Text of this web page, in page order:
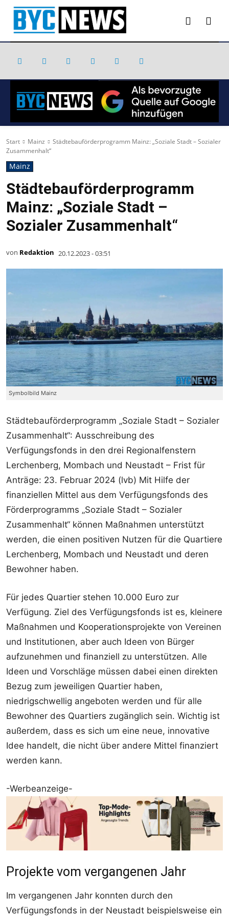
Start Mainz
Städtebauförderprogramm Mainz: „Soziale Stadt – Sozialer
Zusammenhalt“
Mainz
Städtebauförderprogramm
Mainz: „Soziale Stadt –
Sozialer Zusammenhalt“
von Redaktion 20.12.2023 - 03:51
Symbolbild Mainz
Städtebauförderprogramm „Soziale Stadt – Sozialer
Zusammenhalt“: Ausschreibung des
Verfügungsfonds in den drei Regionalfenstern
Lerchenberg, Mombach und Neustadt – Frist für
Anträge: 23. Februar 2024 (lvb) Mit Hilfe der
finanziellen Mittel aus dem Verfügungsfonds des
Förderprogramms „Soziale Stadt – Sozialer
Zusammenhalt“ können Maßnahmen unterstützt
werden, die einen positiven Nutzen für die Quartiere
Lerchenberg, Mombach und Neustadt und deren
Bewohner haben.
Für jedes Quartier stehen 10.000 Euro zur
Verfügung. Ziel des Verfügungsfonds ist es, kleinere
Maßnahmen und Kooperationsprojekte von Vereinen
und Institutionen, aber auch Ideen von Bürger
aufzunehmen und finanziell zu unterstützen. Alle
Ideen und Vorschläge müssen dabei einen direkten
Bezug zum jeweiligen Quartier haben,
niedrigschwellig angeboten werden und für alle
Bewohner des Quartiers zugänglich sein. Wichtig ist
außerdem, dass es sich um eine neue, innovative
Idee handelt, die nicht über andere Mittel finanziert
werden kann.
-Werbeanzeige-
Projekte vom vergangenen Jahr
Im vergangenen Jahr konnten durch den
Verfügungsfonds in der Neustadt beispielsweise ein